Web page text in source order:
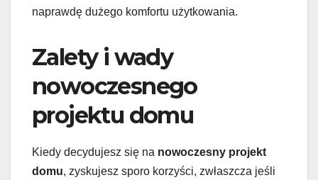
naprawdę dużego komfortu użytkowania.
Zalety i wady
nowoczesnego
projektu domu
Kiedy decydujesz się na nowoczesny projekt
domu, zyskujesz sporo korzyści, zwłaszcza jeśli